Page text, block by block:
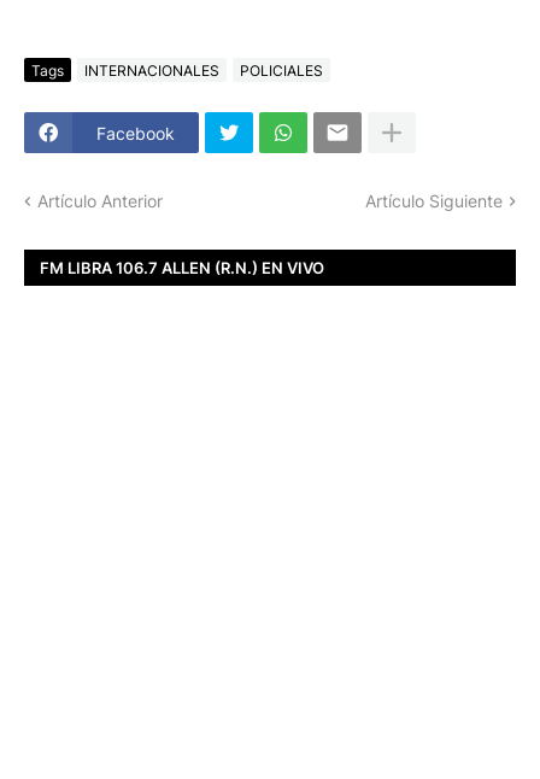
Tags INTERNACIONALES POLICIALES
Facebook
Artículo Anterior Artículo Siguiente
FM LIBRA 106.7 ALLEN (R.N.) EN VIVO